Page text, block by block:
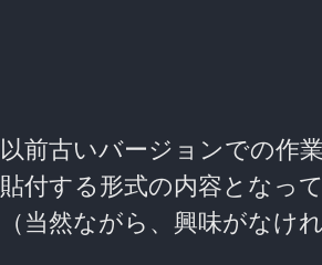
以前古いバージョンでの作
貼付する形式の内容となって
（当然ながら、興味がなけ